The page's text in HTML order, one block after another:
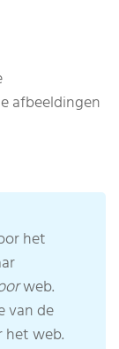
afbeeldingen
het
web.
van de
het web.